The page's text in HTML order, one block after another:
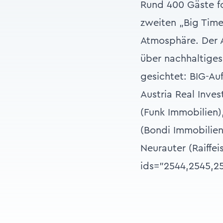
Rund 400 Gäste
zweiten „Big
Atmosphäre. Der
über
gesichtet: BIG-
Austria Real
(Funk
(Bondi
Neurauter